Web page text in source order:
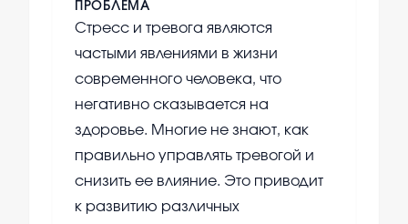
ПРОБЛЕМА
Стресс и тревога являются
частыми явлениями в жизни
современного человека, что
негативно сказывается на
здоровье. Многие не знают, как
правильно управлять тревогой и
снизить ее влияние. Это приводит
к развитию различных